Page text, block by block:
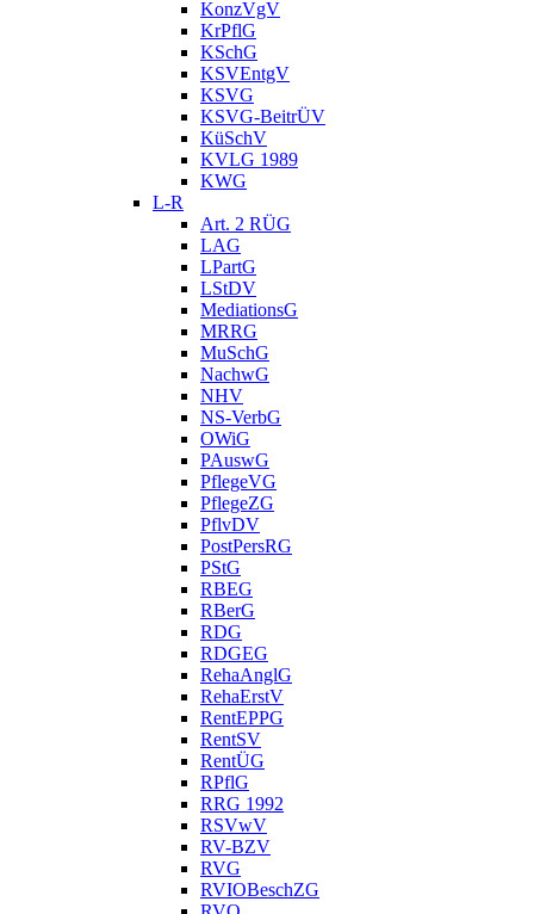
KonzVgV
KrPflG
KSchG
KSVEntgV
KSVG
KSVG-BeitrÜV
KüSchV
KVLG 1989
KWG
L-R
Art. 2 RÜG
LAG
LPartG
LStDV
MediationsG
MRRG
MuSchG
NachwG
NHV
NS-VerbG
OWiG
PAuswG
PflegeVG
PflegeZG
PflvDV
PostPersRG
PStG
RBEG
RBerG
RDG
RDGEG
RehaAnglG
RehaErstV
RentEPPG
RentSV
RentÜG
RPflG
RRG 1992
RSVwV
RV-BZV
RVG
RVIOBeschZG